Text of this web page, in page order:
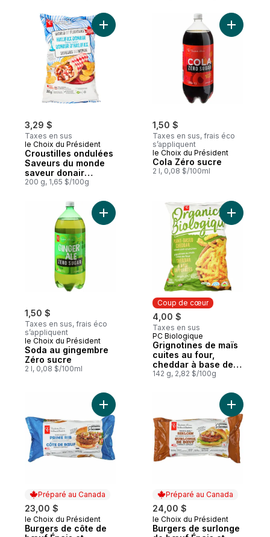
3,29 $
Taxes en sus
le Choix du Président
Croustilles ondulées
Saveurs du monde
saveur donair
d’Halifax
200 g, 1,65 $/100g
1,50 $
Taxes en sus, frais éco
s’appliquent
le Choix du Président
Cola Zéro sucre
2 l, 0,08 $/100ml
Ajouter
1,50 $
Taxes en sus, frais éco
s’appliquent
le Choix du Président
Soda au gingembre
Zéro sucre
2 l, 0,08 $/100ml
Ajouter Soda au gingembre Zéro sucre
Coup de cœur
4,00 $
Taxes en sus
Coup de cœur
PC Biologique
Grignotines de maïs
cuites au four,
cheddar à base de
plantes
142 g, 2,82 $/100g
Ajouter
Préparé au Canada
23,00 $
Préparé au Canada
le Choix du Président
Burgers de côte de
Ajouter Burgers de côte de bœuf Épais
Préparé au Canada
24,00 $
Préparé au Canada
le Choix du Président
Burgers de surlonge
Ajouter